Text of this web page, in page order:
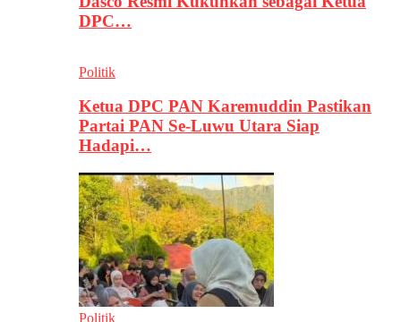
DPC…
Politik
Ketua DPC PAN Karemuddin Pastikan
Partai PAN Se-Luwu Utara Siap
Hadapi…
Politik